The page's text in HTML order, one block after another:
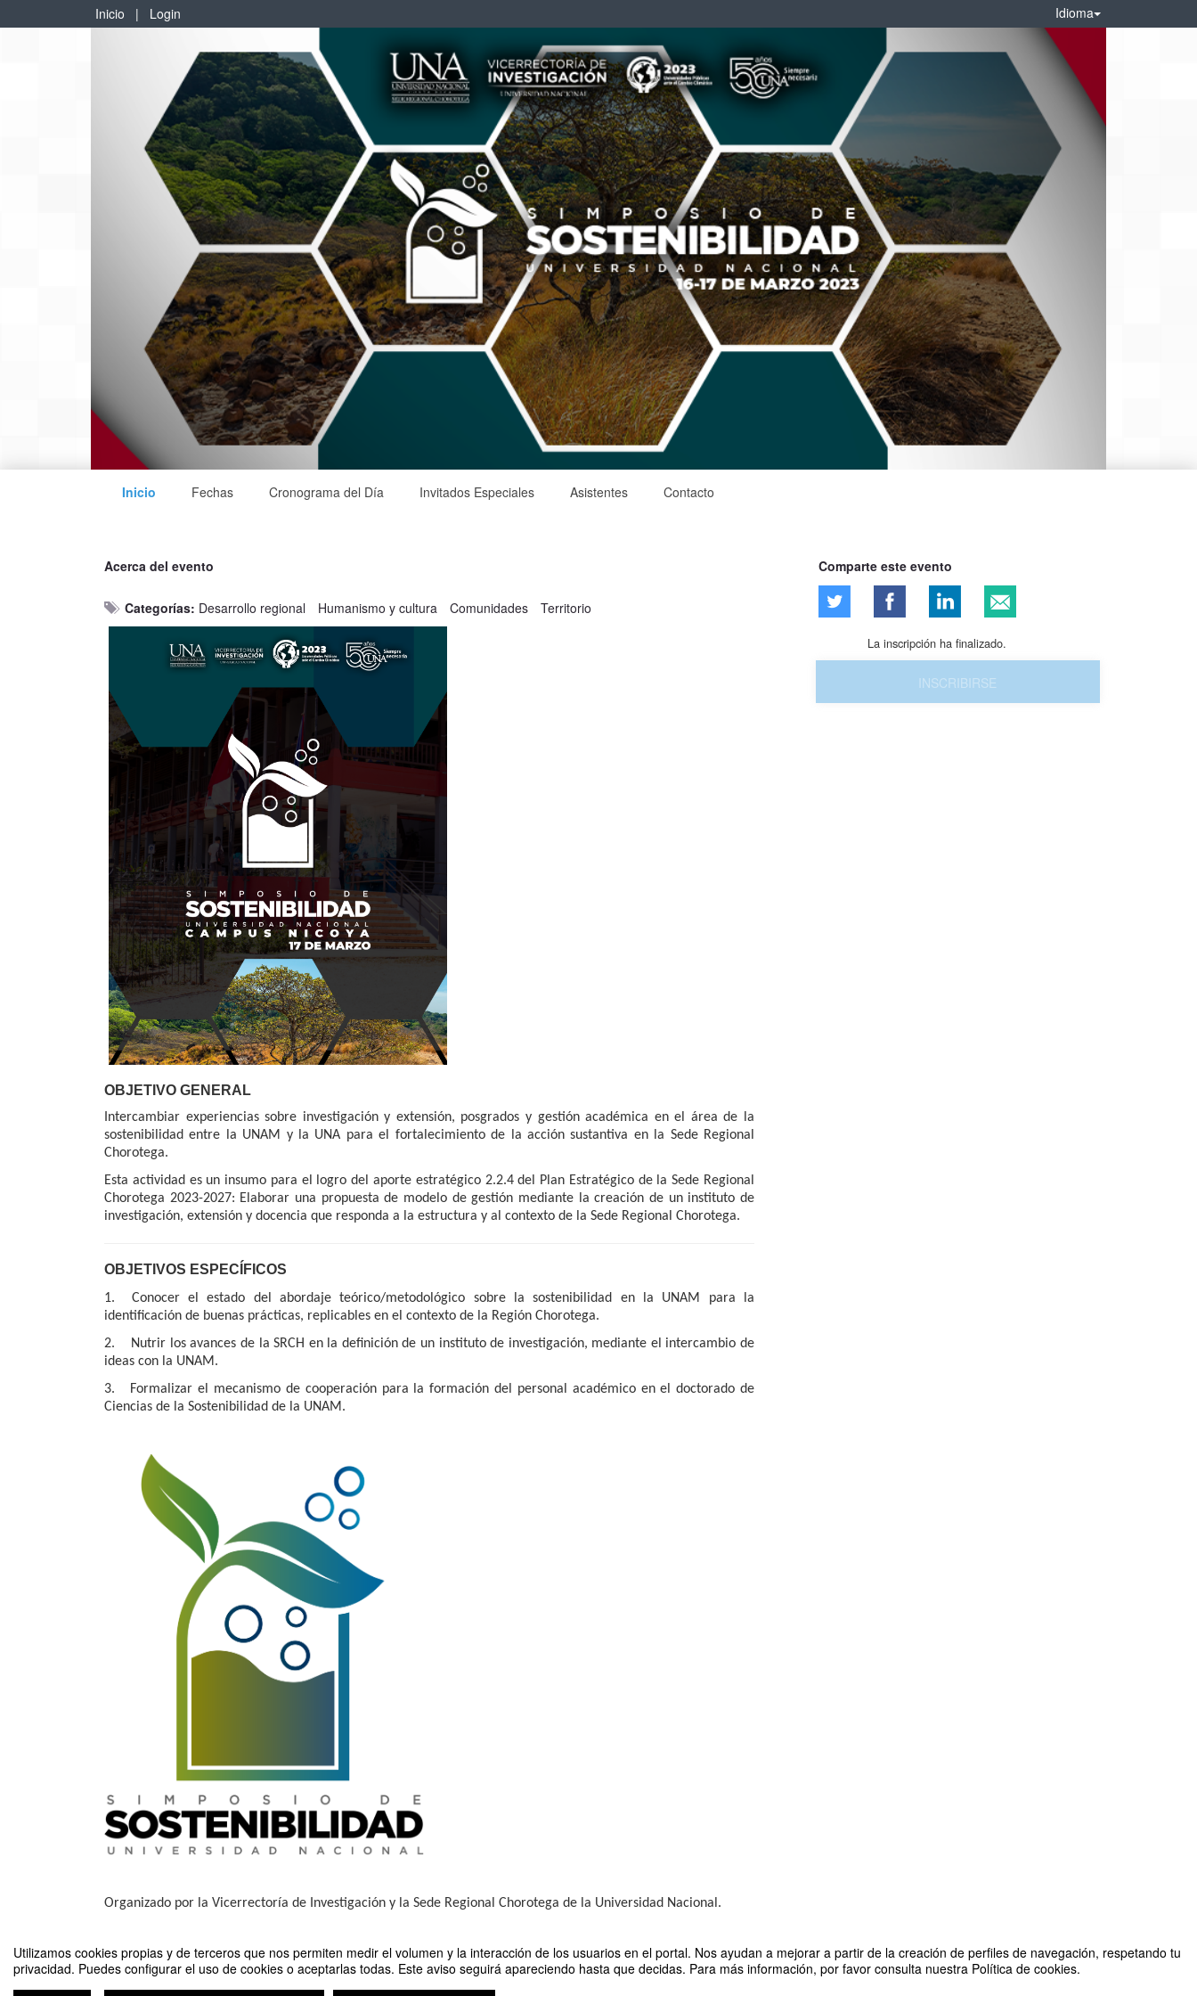
Utilizamos cookies propias y de terceros que nos permiten medir el volumen y la interacción de los usuarios en el portal. Nos ayudan a mejorar a partir de la creación de perfiles de navegación, respetando tu
privacidad. Puedes configurar el uso de cookies o aceptarlas todas. Este aviso seguirá apareciendo hasta que decidas. Para más información, por favor consulta nuestra Política de cookies.
Inicio | Login Idioma
Inicio Fechas Cronograma del Día Invitados Especiales Asistentes Contacto
Acerca del evento
Categorías: Desarrollo regional Humanismo y cultura Comunidades Territorio
OBJETIVO GENERAL
Intercambiar experiencias sobre investigación y extensión, posgrados y gestión académica en el área de la
sostenibilidad entre la UNAM y la UNA para el fortalecimiento de la acción sustantiva en la Sede Regional
Chorotega.
Esta actividad es un insumo para el logro del aporte estratégico 2.2.4 del Plan Estratégico de la Sede Regional
Chorotega 2023-2027: Elaborar una propuesta de modelo de gestión mediante la creación de un instituto de
investigación, extensión y docencia que responda a la estructura y al contexto de la Sede Regional Chorotega.
OBJETIVOS ESPECÍFICOS
1. Conocer el estado del abordaje teórico/metodológico sobre la sostenibilidad en la UNAM para la
identificación de buenas prácticas, replicables en el contexto de la Región Chorotega.
2. Nutrir los avances de la SRCH en la definición de un instituto de investigación, mediante el intercambio de
ideas con la UNAM.
3. Formalizar el mecanismo de cooperación para la formación del personal académico en el doctorado de
Ciencias de la Sostenibilidad de la UNAM.
Organizado por la Vicerrectoría de Investigación y la Sede Regional Chorotega de la Universidad Nacional.
Comentarios
Comparte este evento
La inscripción ha finalizado.
INSCRIBIRSE